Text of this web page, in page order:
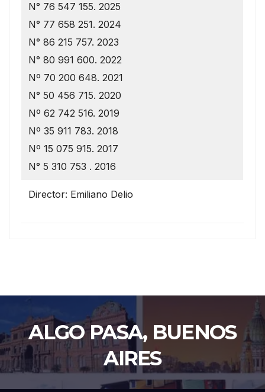
N° 76 547 155. 2025
N° 77 658 251. 2024
N° 86 215 757. 2023
N° 80 991 600. 2022
Nº 70 200 648. 2021
N° 50 456 715. 2020
Nº 62 742 516. 2019
Nº 35 911 783. 2018
Nº 15 075 915. 2017
N° 5 310 753 . 2016
Director: Emiliano Delio
ALGO PASA, BUENOS
AIRES